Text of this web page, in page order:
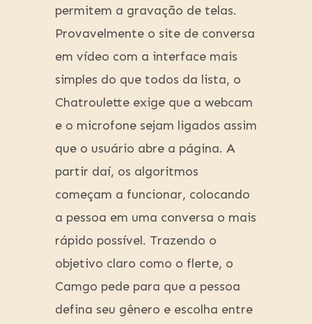
permitem a gravação de telas.
Provavelmente o site de conversa
em vídeo com a interface mais
simples do que todos da lista, o
Chatroulette exige que a webcam
e o microfone sejam ligados assim
que o usuário abre a página. A
partir daí, os algoritmos
começam a funcionar, colocando
a pessoa em uma conversa o mais
rápido possível. Trazendo o
objetivo claro como o flerte, o
Camgo pede para que a pessoa
defina seu gênero e escolha entre